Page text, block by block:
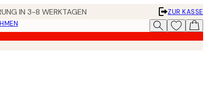
IN 3-8 WERKTAGEN
ZUR KASSE